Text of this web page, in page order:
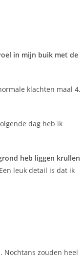
in mijn buik met de
klachten maal 4.
dag heb ik
heb liggen krullen
leuk detail is dat ik
Nochtans zouden heel